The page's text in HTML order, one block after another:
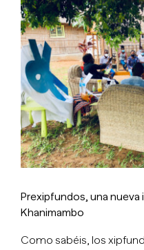
imagen
más
grande
Prexipfundos, una nueva
Khanimambo
Como sabéis, los